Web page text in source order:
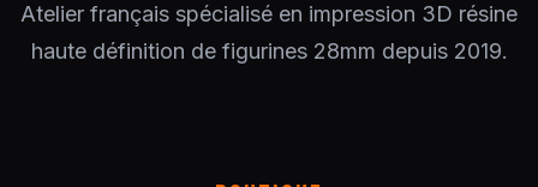
Atelier français spécialisé en impression 3D résine
haute définition de figurines 28mm depuis 2019.